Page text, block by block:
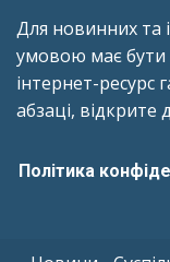
Для новинних та
умовою має бути
інтернет-
абзаці, відкрите
Політика